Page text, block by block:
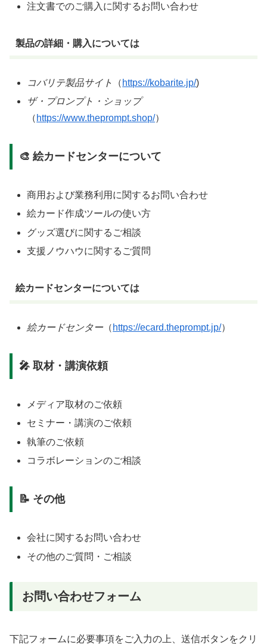
注文書でのご購入に関するお問い合わせ
製品の詳細・購入については
コバリテ製品サイト （ https://kobarite.jp/)
ザ・プロンプト・ショップ
（ https://www.theprompt.shop/）
🎨 絵カードセンターについて
商用および業務利用に関するお問い合わせ
絵カード作成ツールの使い方
グッズ選びに関するご相談
支援ノウハウに関するご質問
絵カードセンターについては
絵カードセンター（ https://ecard.theprompt.jp/）
🎤 取材・講演依頼
メディア取材のご依頼
セミナー・講演のご依頼
執筆のご依頼
コラボレーションのご相談
📝 その他
会社に関するお問い合わせ
その他のご質問・ご相談
お問い合わせフォーム
下記フォームに必要事項をご入力の上、送信ボタンをクリ